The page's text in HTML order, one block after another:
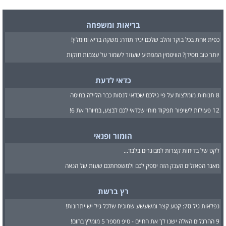
בריאות ומשפחה
כפית אחת בכל בוקר והלב שלכם יגיד תודה: משקה בריא ומומלץ!
יותר טוב מסידן? הוויטמין המפתיע שעוזר לשמור על עצמות חזקות
כדאי לדעת
8 תנוחות מומלצות על פי גילכם שכדאי לנסות כבר הלילה במיטה
12 פעולות לשיפור תפקוד מוחי שכדאי לכם לבצע, במיוחד את 6!
הומור ופנאי
לקט של בדיחות קצרות למבוגרים בלבד...
מאגר הפאזלים הענק הזה יספק לכם ולמשפחתכם שעות של הנאה
רץ ברשת
נפלאות גיל 70: קטע קצר ומשעשע שמוכיח שלכל גיל יש יתרונות!
9 ההרגלים האלה ישנו לך את החיים - טיפ מספר 5 מומלץ בחום!